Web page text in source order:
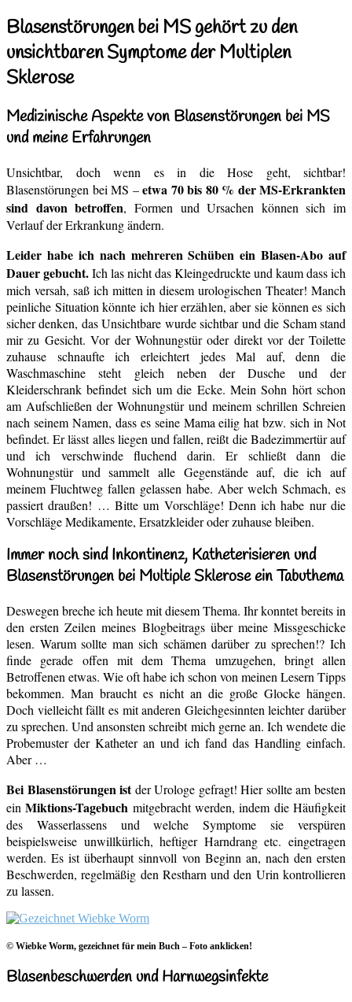
Blasenstörungen bei MS gehört zu den
unsichtbaren Symptome der Multiplen
Sklerose
Medizinische Aspekte von Blasenstörungen bei MS
und meine Erfahrungen
Unsichtbar, doch wenn es in die Hose geht, sichtbar!
Blasenstörungen bei MS –etwa 70 bis 80 % der MS-Erkrankten
sind davon betroffen, Formen und Ursachen können sich im
Verlauf der Erkrankung ändern.
Leider habe ich nach mehreren Schüben ein Blasen-Abo auf
Dauer gebucht.Ich las nicht das Kleingedruckte und kaum dass ich
mich versah, saß ich mitten in diesem urologischen Theater! Manch
peinliche Situation könnte ich hier erzählen, aber sie können es sich
sicher denken, das Unsichtbare wurde sichtbar und die Scham stand
mir zu Gesicht. Vor der Wohnungstür oder direkt vor der Toilette
zuhause schnaufte ich erleichtert jedes Mal auf, denn die
Waschmaschine steht gleich neben der Dusche und der
Kleiderschrank befindet sich um die Ecke. Mein Sohn hört schon
am Aufschließen der Wohnungstür und meinem schrillen Schreien
nach seinem Namen, dass es seine Mama eilig hat bzw. sich in Not
befindet. Er lässt alles liegen und fallen, reißt die Badezimmertür auf
und ich verschwinde fluchend darin. Er schließt dann die
Wohnungstür und sammelt alle Gegenstände auf, die ich auf
meinem Fluchtweg fallen gelassen habe. Aber welch Schmach, es
passiert draußen! … Bitte um Vorschläge! Denn ich habe nur die
Vorschläge Medikamente, Ersatzkleider oder zuhause bleiben.
Immer noch sind Inkontinenz, Katheterisieren und
Blasenstörungen bei Multiple Sklerose ein Tabuthema
Deswegen breche ich heute mit diesem Thema. Ihr konntet bereits in
den ersten Zeilen meines Blogbeitrags über meine Missgeschicke
lesen. Warum sollte man sich schämen darüber zu sprechen!? Ich
finde gerade offen mit dem Thema umzugehen, bringt allen
Betroffenen etwas. Wie oft habe ich schon von meinen Lesern Tipps
bekommen. Man braucht es nicht an die große Glocke hängen.
Doch vielleicht fällt es mit anderen Gleichgesinnten leichter darüber
zu sprechen. Und ansonsten schreibt mich gerne an. Ich wendete die
Probemuster der Katheter an und ich fand das Handling einfach.
Aber …
Bei Blasenstörungen istder Urologe gefragt! Hier sollte am besten
einMiktions-Tagebuch mitgebracht werden, indem die Häufigkeit
des Wasserlassens und welche Symptome sie verspüren
beispielsweise unwillkürlich, heftiger Harndrang etc. eingetragen
werden. Es ist überhaupt sinnvoll von Beginn an, nach den ersten
Beschwerden, regelmäßig den Restharn und den Urin kontrollieren
zu lassen.
© Wiebke Worm, gezeichnet für mein Buch – Foto anklicken!
Blasenbeschwerden und Harnwegsinfekte